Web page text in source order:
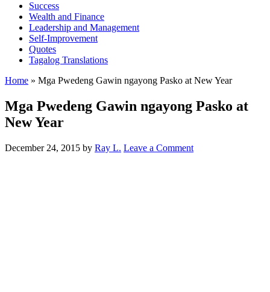
Success
Wealth and Finance
Leadership and Management
Self-Improvement
Quotes
Tagalog Translations
Home » Mga Pwedeng Gawin ngayong Pasko at New Year
Mga Pwedeng Gawin ngayong Pasko at
New Year
December 24, 2015 by Ray L. Leave a Comment